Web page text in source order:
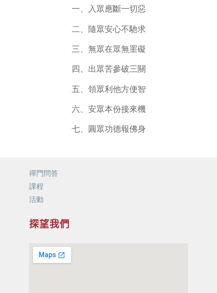
一、入眾應斷一切惡
二、隨眾安心不馳求
三、無眾在眾無罣礙
四、出眾苦參破三關
五、領眾利他方便智
六、安眾本份接來機
七、圓眾功德報佛身
禪門問答
課程
活動
探望我們